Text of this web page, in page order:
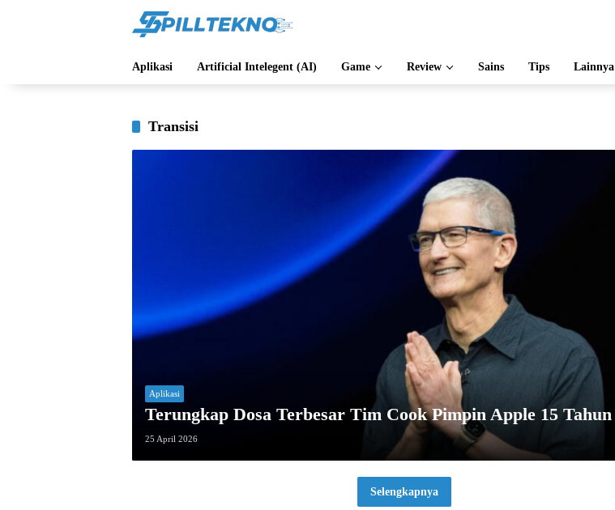
Aplikasi Artificial Intelegent (AI) Game Review Sains Tips Lainnya
Transisi
Aplikasi
Terungkap Dosa Terbesar Tim Cook Pimpin Apple 15 Tahun
25 April 2026
Selengkapnya